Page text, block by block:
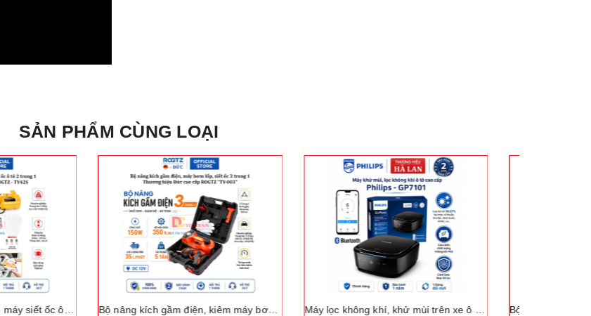
SẢN PHẨM CÙNG LOẠI
Bộ nâng kích gầm điện, kiêm máy bơm lốp và máy siết ốc ô tô đa năng 3 trong 1. Thương hiệu Đức cao cấp ROGTZ "TY-003"
Máy lọc không khí, khử mùi trên xe ô tô. Thương hiệu Hà Lan cao cấp Philips - GP7101
Bộ nâng kích gầm điện, kèm máy siết ốc ô tô đa năng 2 trong 1. Thương hiệu Đức cao cấp ROGTZ "TY-001"